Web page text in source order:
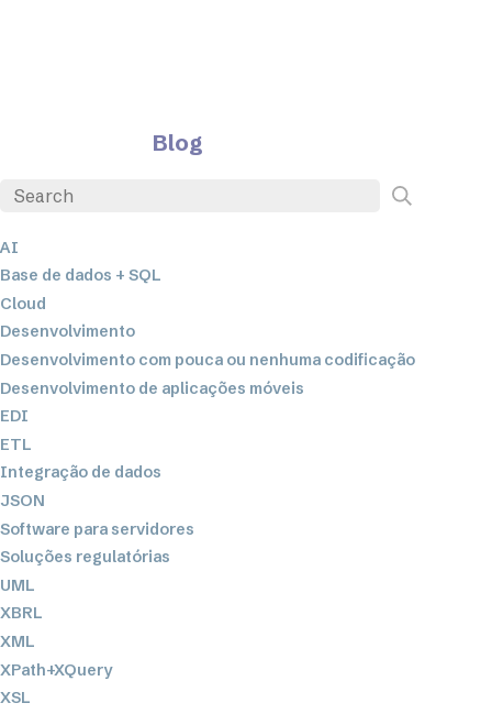
Blog
AI
Base de dados + SQL
Cloud
Desenvolvimento
Desenvolvimento com pouca ou nenhuma codificação
Desenvolvimento de aplicações móveis
EDI
ETL
Integração de dados
JSON
Software para servidores
Soluções regulatórias
UML
XBRL
XML
XPath+XQuery
XSL